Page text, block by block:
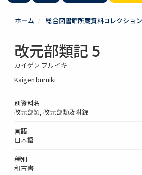
ホーム 総合図書館所蔵資料コレクション
改元部類記 5
カイゲン ブルイキ
Kaigen buruiki
別資料名
改元部類, 改元部類及附録
言語
日本語
種別
和古書